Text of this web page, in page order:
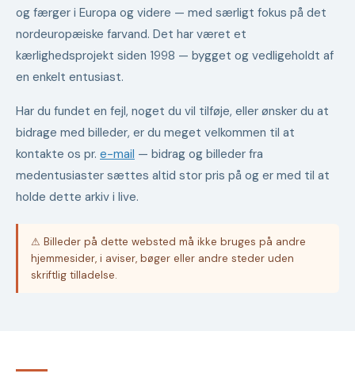
og færger i Europa og videre — med særligt fokus på det
nordeuropæiske farvand. Det har været et
kærlighedsprojekt siden 1998 — bygget og vedligeholdt af
en enkelt entusiast.
Har du fundet en fejl, noget du vil tilføje, eller ønsker du at
bidrage med billeder, er du meget velkommen til at
kontakte os pr. e-mail — bidrag og billeder fra
medentusiaster sættes altid stor pris på og er med til at
holde dette arkiv i live.
⚠ Billeder på dette websted må ikke bruges på andre
hjemmesider, i aviser, bøger eller andre steder uden
skriftlig tilladelse.